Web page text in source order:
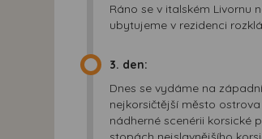
Ráno se v italském Livornu
ubytujeme v rezidenci
3. den:
Dnes se vydáme na
nejkorsičtější město
nádherné scenérii korsické